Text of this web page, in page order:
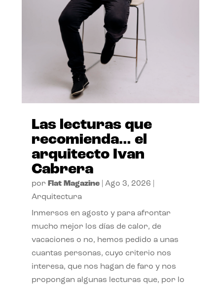
Las lecturas que
recomienda… el
arquitecto Ivan
Cabrera
por Flat Magazine| Ago 3, 2026
Arquitectura
Inmersos en agosto y para afrontar
mucho mejor los días de calor, de
vacaciones o no, hemos pedido a unas
cuantas personas, cuyo criterio nos
interesa, que nos hagan de faro y nos
propongan algunas lecturas que, por lo